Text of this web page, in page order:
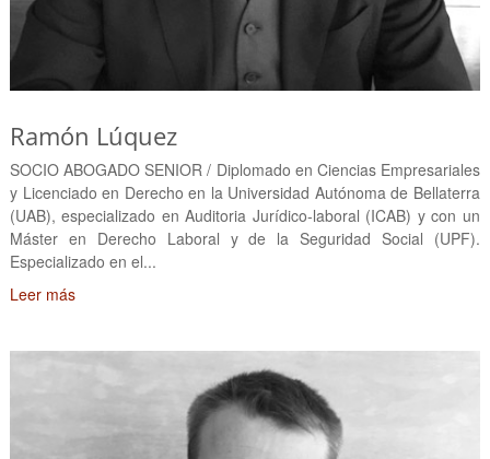
Ramón Lúquez
SOCIO ABOGADO SENIOR / Diplomado en Ciencias Empresariales
y Licenciado en Derecho en la Universidad Autónoma de Bellaterra
(UAB), especializado en Auditoria Jurídico-laboral (ICAB) y con un
Máster en Derecho Laboral y de la Seguridad Social (UPF).
Especializado en el...
Leer más